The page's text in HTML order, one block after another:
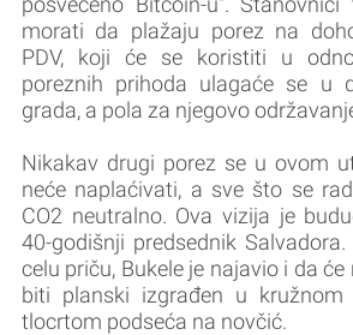
morati da plažaju porez na
PDV, koji će se koristiti u
poreznih prihoda ulagaće se u
grada, a pola za njegovo
Nikakav drugi porez se u ovom
neće naplaćivati, a sve što se
CO2 neutralno. Ova vizija je
40-godišnji predsednik
celu priču, Bukele je najavio i da
biti planski izgrađen u
tlocrtom podseća na novčić.